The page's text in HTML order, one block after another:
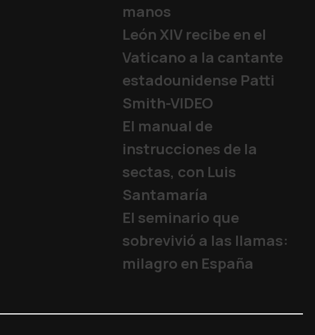
manos
León XIV recibe en el
Vaticano a la cantante
estadounidense Patti
Smith-VIDEO
El manual de
instrucciones de la
sectas, con Luis
Santamaría
El seminario que
sobrevivió a las llamas:
milagro en España